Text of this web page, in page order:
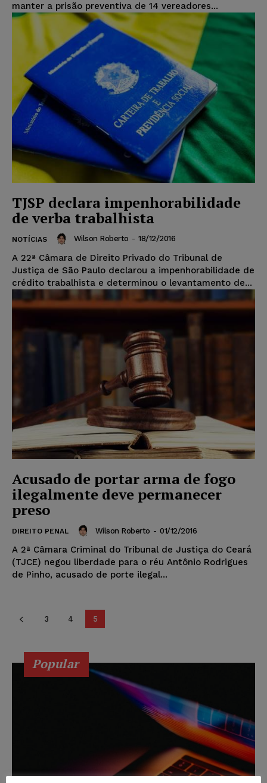
manter a prisão preventiva de 14 vereadores...
TJSP declara impenhorabilidade
de verba trabalhista
NOTÍCIAS Wilson Roberto - 18/12/2016
A 22ª Câmara de Direito Privado do Tribunal de
Justiça de São Paulo declarou a impenhorabilidade de
crédito trabalhista e determinou o levantamento de...
Acusado de portar arma de fogo
ilegalmente deve permanecer
preso
DIREITO PENAL Wilson Roberto - 01/12/2016
A 2ª Câmara Criminal do Tribunal de Justiça do Ceará
(TJCE) negou liberdade para o réu Antônio Rodrigues
de Pinho, acusado de porte ilegal...
3 4 5
Popular